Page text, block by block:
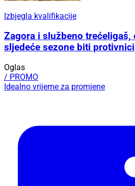
Izbjegla kvalifikacije
Zagora i službeno trećeligaš,
sljedeće sezone biti protivnici
Oglas
/ PROMO
Idealno vrijeme za promjene